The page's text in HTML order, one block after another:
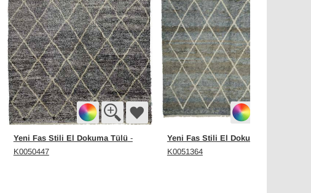
Yeni Fas Stili El Dokuma Tülü -
K0050447
Yeni Fas Stili El Dokuma Tülü
K0051364